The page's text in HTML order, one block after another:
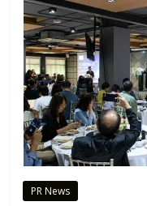
PR News